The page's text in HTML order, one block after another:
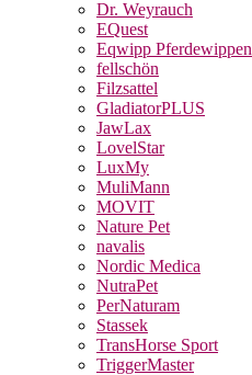
Dr. Weyrauch
EQuest
Eqwipp Pferdewippen
fellschön
Filzsattel
GladiatorPLUS
JawLax
LovelStar
LuxMy
MuliMann
MOVIT
Nature Pet
navalis
Nordic Medica
NutraPet
PerNaturam
Stassek
TransHorse Sport
TriggerMaster